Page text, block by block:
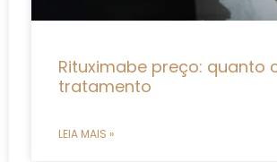
Rituximabe preço: quanto
tratamento
LEIA MAIS »